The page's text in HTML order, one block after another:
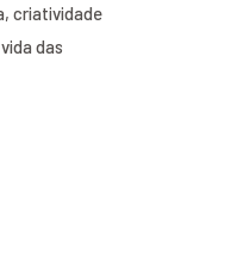
criatividade
das